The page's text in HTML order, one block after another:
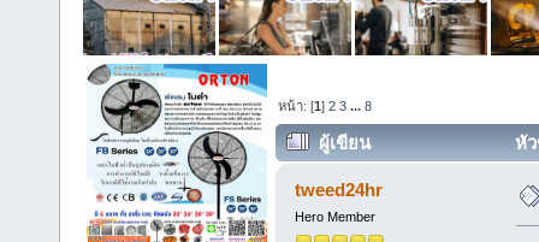
หน้า: [1]2 3 ...8
ผู้เขียน หั
tweed24hr
Hero Member